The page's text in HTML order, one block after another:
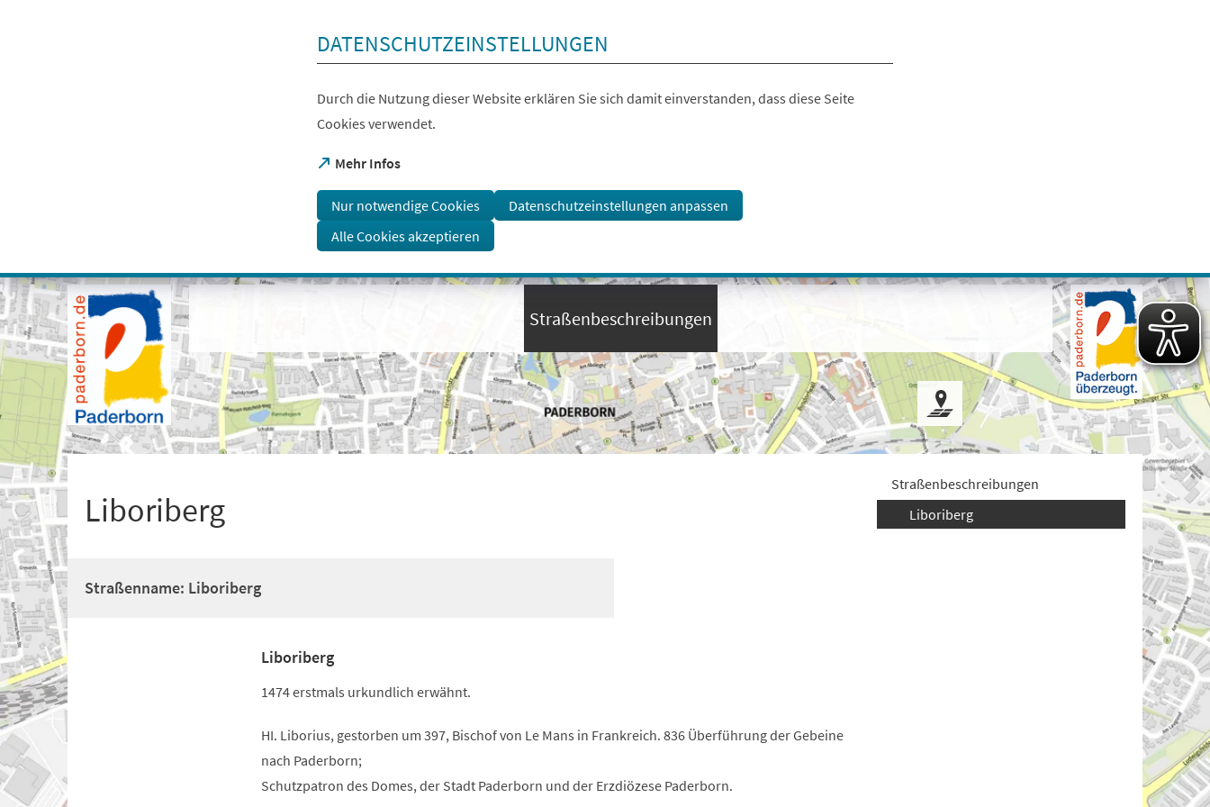
Visuelle
Assistenzsoftware
öffnen.
Mit
der
Tastatur
erreichbar
über
+
DATENSCHUTZEINSTELLUNGEN
Durch die Nutzung dieser Website erklären Sie sich damit einverstanden, dass diese Seite
Cookies verwendet.
Mehr Infos
(Öffnet
einem
neuen
Tab)
Nur notwendige Cookies
Datenschutzeinstellungen anpassen
Alle Cookies akzeptieren
Straßenbeschreibungen
Liboriberg
Straßenname: Liboriberg
Liboriberg
1474 erstmals urkundlich erwähnt.
HI. Liborius, gestorben um 397, Bischof von Le Mans in Frankreich. 836 Überführung der Gebeine
nach Paderborn;
Schutzpatron des Domes, der Stadt Paderborn und der Erzdiözese Paderborn.
Straßenbeschreibungen
Liboriberg